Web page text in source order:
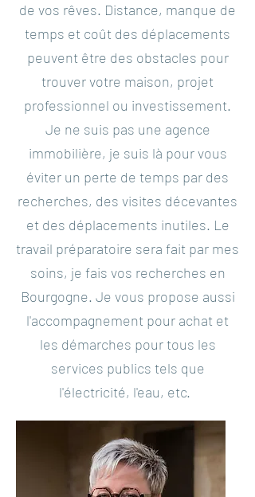
de vos rêves. Distance, manque de
temps et coût des déplacements
peuvent être des obstacles pour
trouver votre maison, projet
professionnel ou investissement.
Je ne suis pas une agence
immobilière, je suis là pour vous
éviter un perte de temps par des
recherches, des visites décevantes
et des déplacements inutiles. Le
travail préparatoire sera fait par mes
soins, je fais vos recherches en
Bourgogne. Je vous propose aussi
l'accompagnement pour achat et
les démarches pour tous les
services publics tels que
l'électricité, l'eau, etc.